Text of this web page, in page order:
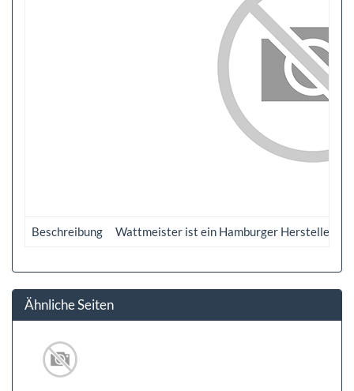
Beschreibung Wattmeister ist ein Hamburger Hersteller
Ähnliche Seiten